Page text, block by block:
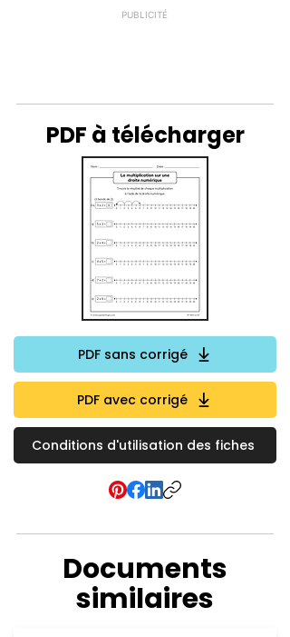
PUBLICITÉ
PDF à télécharger
PDF sans corrigé
PDF avec corrigé
Conditions d'utilisation des fiches
Documents
similaires